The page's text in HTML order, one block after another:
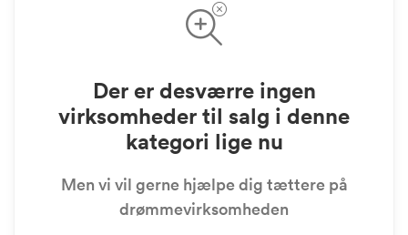
Der er desværre ingen
virksomheder til salg i denne
kategori lige nu
Men vi vil gerne hjælpe dig tættere på
drømmevirksomheden